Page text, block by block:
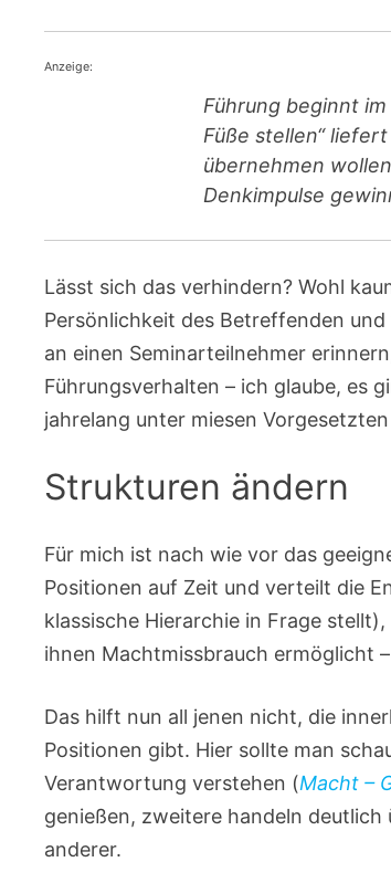
Anzeige:
Führung beginnt
Füße stellen“
übernehmen
Denkimpulse
Lässt sich das verhindern? Wohl
Persönlichkeit des Betreffenden
an einen Seminarteilnehmer
Führungsverhalten – ich glaube, es
jahrelang unter miesen
Strukturen ändern
Für mich ist nach wie vor das
Positionen auf Zeit und verteilt die
klassische Hierarchie in Frage
ihnen Machtmissbrauch ermöglicht
Das hilft nun all jenen nicht, die
Positionen gibt. Hier sollte man
Verantwortung verstehen (Macht –
genießen, zweitere handeln
anderer.